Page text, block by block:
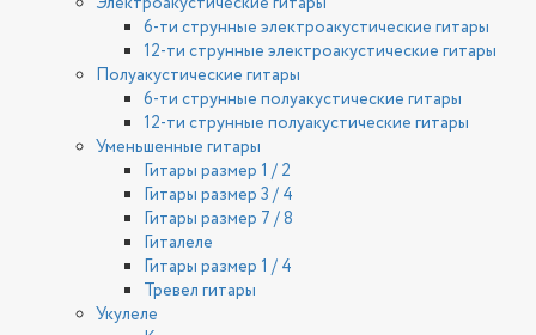
6-ти струнные электроакустические гитары
12-ти струнные электроакустические гитары
Полуакустические гитары
6-ти струнные полуакустические гитары
12-ти струнные полуакустические гитары
Уменьшенные гитары
Гитары размер 1 / 2
Гитары размер 3 / 4
Гитары размер 7 / 8
Гиталеле
Гитары размер 1 / 4
Тревел гитары
Укулеле